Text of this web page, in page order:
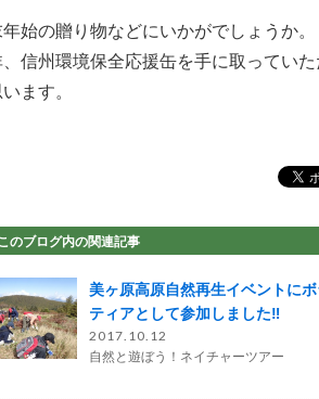
始の贈り物などにいかがでしょうか。
、信州環境保全応援缶を手に取ってい
ます。
このブログ内の関連記事
美ヶ原高原自然再生イベントに
ティアとして参加しました‼
2017.10.12
自然と遊ぼう！ネイチャーツアー